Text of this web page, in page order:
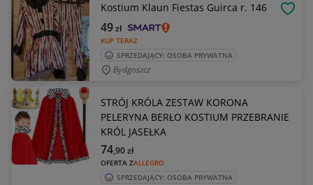
Kostium Klaun Fiestas Guirca r. 146
KUP TERAZ
49zł
SPRZEDAJĄCY: OSOBA PRYWATNA
Bydgoszcz
STRÓJ KRÓLA ZESTAW KORONA
PELERYNA BERŁO KOSTIUM PRZEBRANIE
KRÓL JASEŁKA
OFERTA ZALLEGRO
74,90zł
SPRZEDAJĄCY: OSOBA PRYWATNA